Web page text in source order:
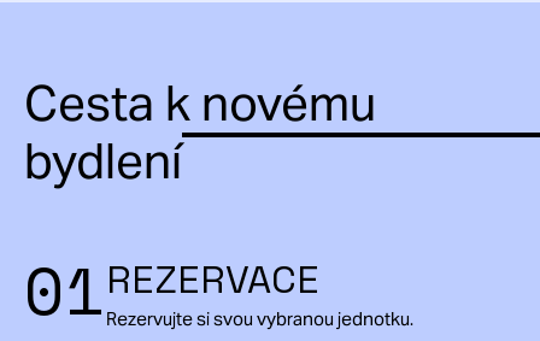
Cesta k novému
bydlení
01REZERVACE
Rezervujte si svou vybranou jednotku.